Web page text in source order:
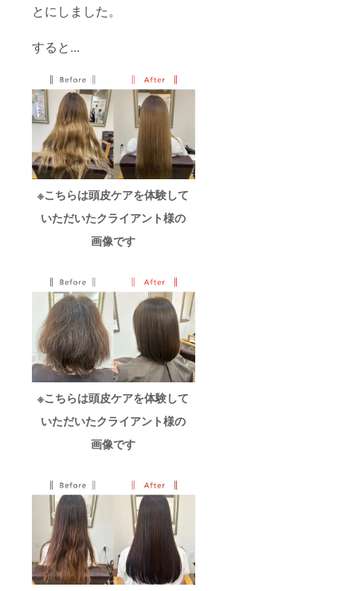
とにしました。
すると...
※こちらは頭皮ケアを体験して
いただいたクライアント様の
画像です
※こちらは頭皮ケアを体験して
いただいたクライアント様の
画像です